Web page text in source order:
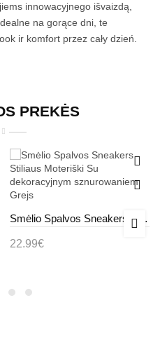
innowacyjnego išvaizdą,
na gorące dni, te
ir komfort przez cały dzień.
PREKĖS
Smėlio Spalvos Sneakers Stiliaus Moteriški Su dekoracyjnym sznurowaniem Grejs
22.99€